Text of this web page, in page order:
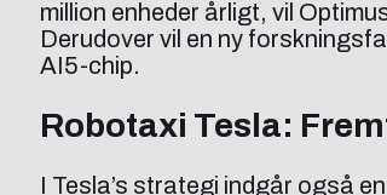
million enheder årligt, vil
Derudover vil en ny
AI5-chip.
Robotaxi Tesla:
I Tesla’s strategi indgår også